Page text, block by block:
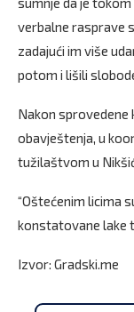
verbalne rasprave
zadajući im više
potom i lišili
Nakon sprovedene
obavještenja, u
tužilaštvom u
“Oštećenim licima
konstatovane lake
Izvor: Gradski.me